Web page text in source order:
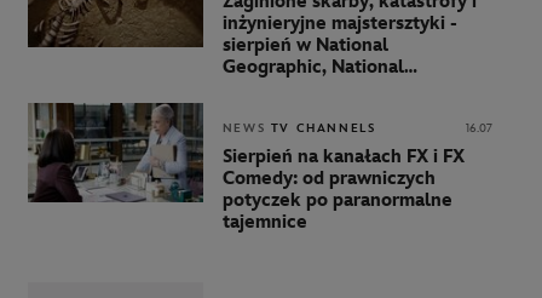
inżynieryjne majstersztyki -
sierpień w National
Geographic, National
NEWS TV CHANNELS 16.07
Sierpień na kanałach FX i FX
Comedy: od prawniczych
potyczek po paranormalne
tajemnice